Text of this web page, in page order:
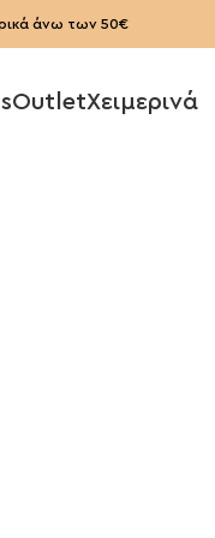
άνω των 50€
OutletΧειμερινά